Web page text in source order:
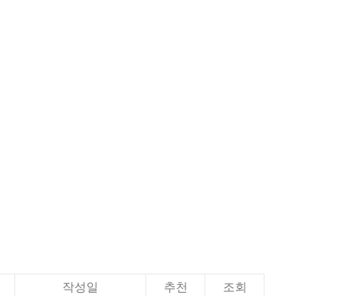
작성일 추천 조회